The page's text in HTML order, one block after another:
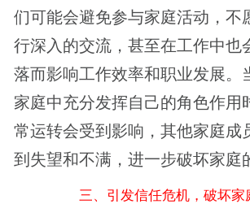
们可能会避免参与家庭活动，不
行深入的交流，甚至在工作中也
落而影响工作效率和职业发展。
家庭中充分发挥自己的角色作用
常运转会受到影响，其他家庭成
到失望和不满，进一步破坏家庭
三、引发信任危机，破坏家